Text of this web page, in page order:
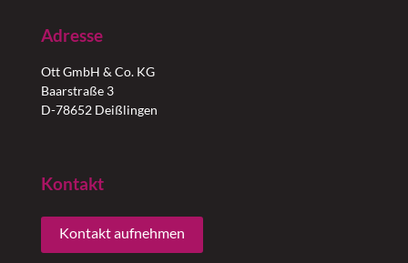
Adresse
Ott GmbH & Co. KG
Baarstraße 3
D-78652 Deißlingen
Kontakt
Kontakt aufnehmen